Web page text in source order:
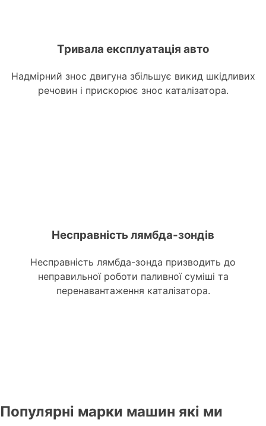
Тривала експлуатація авто
Надмірний знос двигуна збільшує викид шкідливих
речовин і прискорює знос каталізатора.
Несправність лямбда-зондів
Несправність лямбда-зонда призводить до
неправильної роботи паливної суміші та
перенавантаження каталізатора.
Популярні марки машин які ми